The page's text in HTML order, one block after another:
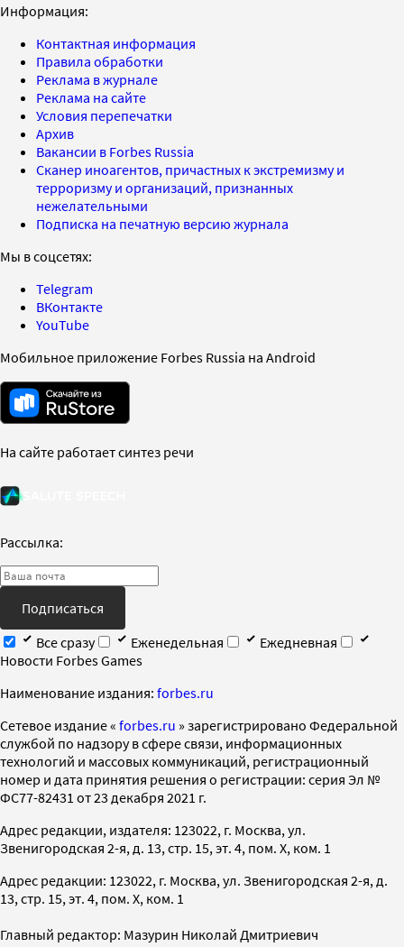
Информация:
Контактная информация
Правила обработки
Реклама в журнале
Реклама на сайте
Условия перепечатки
Архив
Вакансии в Forbes Russia
Сканер иноагентов, причастных к экстремизму и
терроризму и организаций, признанных
нежелательными
Подписка на печатную версию журнала
Мы в соцсетях:
Telegram
ВКонтакте
YouTube
Мобильное приложение Forbes Russia на Android
На сайте работает синтез речи
Рассылка:
Подписаться
Все сразу
Еженедельная
Ежедневная
Новости Forbes Games
Наименование издания: forbes.ru
Cетевое издание « forbes.ru » зарегистрировано Федеральной
службой по надзору в сфере связи, информационных
технологий и массовых коммуникаций, регистрационный
номер и дата принятия решения о регистрации: серия Эл №
ФС77-82431 от 23 декабря 2021 г.
Адрес редакции, издателя: 123022, г. Москва, ул.
Звенигородская 2-я, д. 13, стр. 15, эт. 4, пом. X, ком. 1
Адрес редакции: 123022, г. Москва, ул. Звенигородская 2-я, д.
13, стр. 15, эт. 4, пом. X, ком. 1
Главный редактор: Мазурин Николай Дмитриевич